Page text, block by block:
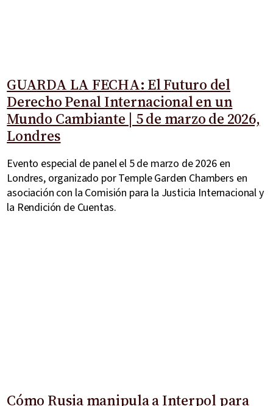
GUARDA LA FECHA: El Futuro del
Derecho Penal Internacional en un
Mundo Cambiante | 5 de marzo de 2026,
Londres
Evento especial de panel el 5 de marzo de 2026 en
Londres, organizado por Temple Garden Chambers en
asociación con la Comisión para la Justicia Internacional y
la Rendición de Cuentas.
Cómo Rusia manipula a Interpol para